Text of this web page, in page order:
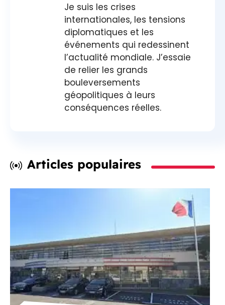
Je suis les crises
internationales, les tensions
diplomatiques et les
événements qui redessinent
l’actualité mondiale. J’essaie
de relier les grands
bouleversements
géopolitiques à leurs
conséquences réelles.
Articles populaires